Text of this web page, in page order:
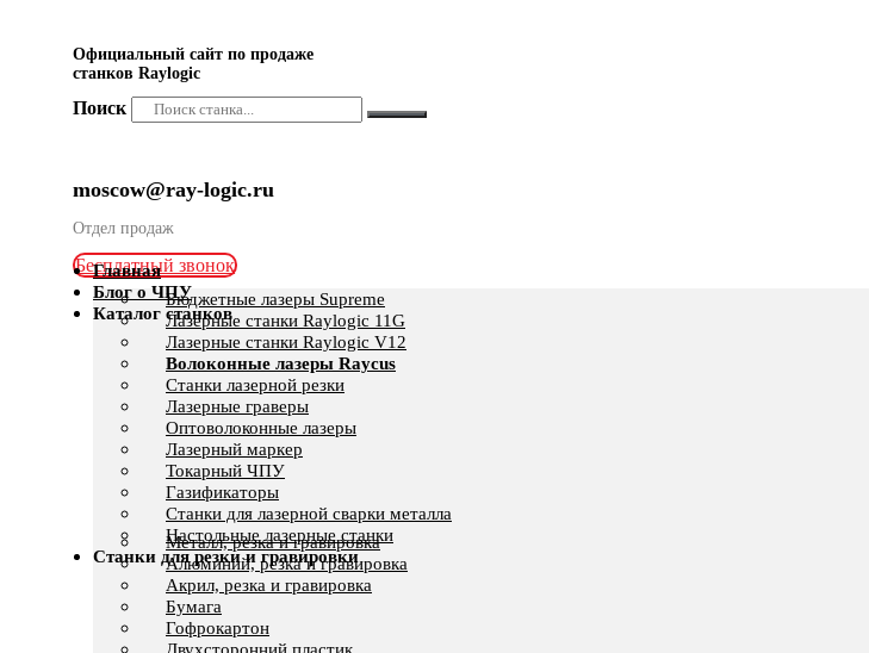
Официальный сайт по продаже
станков Raylogic
Поиск
moscow@ray-logic.ru
Отдел продаж
Бесплатный звонок
Главная
Блог о ЧПУ
Каталог станков
Бюджетные лазеры Supreme
Лазерные станки Raylogic 11G
Лазерные станки Raylogic V12
Волоконные лазеры Raycus
Станки лазерной резки
Лазерные граверы
Оптоволоконные лазеры
Лазерный маркер
Токарный ЧПУ
Газификаторы
Cтанки для лазерной сварки металла
Настольные лазерные станки
Станки для резки и гравировки
Металл, резка и гравировка
Алюминий, резка и гравировка
Акрил, резка и гравировка
Бумага
Гофрокартон